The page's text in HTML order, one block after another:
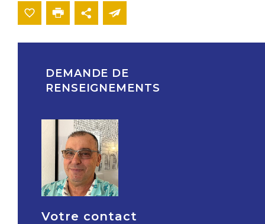
DEMANDE DE
RENSEIGNEMENTS
Votre contact